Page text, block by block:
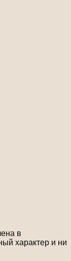
в
характер и ни